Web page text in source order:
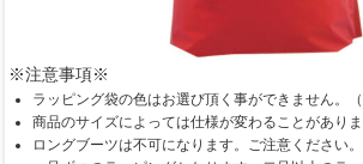
※注意事項※
ラッピング袋の色はお選び頂く事ができません。（
商品のサイズによっては仕様が変わることがありま
ロングブーツは不可になります。ご注意ください。